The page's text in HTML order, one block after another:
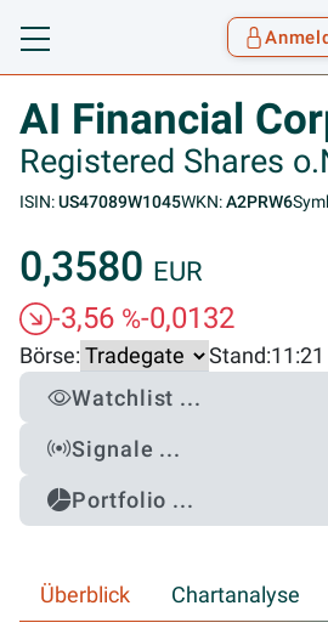
Toggle navigation
AI Financial
Registered Shares
ISIN:US47089W1045WKN:A2PRW6
0,3580 EUR
-3,56 %-0,0132
Börse: Stand:11:21
Watchlist ...
Signale ...
Portfolio ...
Überblick Chartanalyse